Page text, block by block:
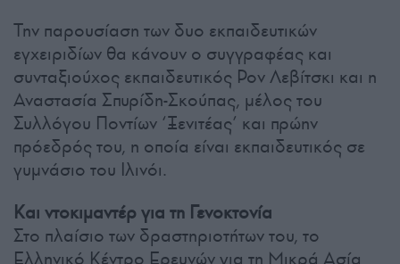
Την παρουσίαση των δυο εκπαιδευτικών
εγχειριδίων θα κάνουν ο συγγραφέας και
συνταξιούχος εκπαιδευτικός Ρον Λεβίτσκι και η
Αναστασία Σπυρίδη-Σκούπας, μέλος του
Συλλόγου Ποντίων ‘Ξενιτέας’ και πρώην
πρόεδρός του, η οποία είναι εκπαιδευτικός σε
γυμνάσιο του Ιλινόι.
Και ντοκιμαντέρ για τη Γενοκτονία
Στο πλαίσιο των δραστηριοτήτων του, το
Ελληνικό Κέντρο Ερευνών για τη Μικρά Ασία